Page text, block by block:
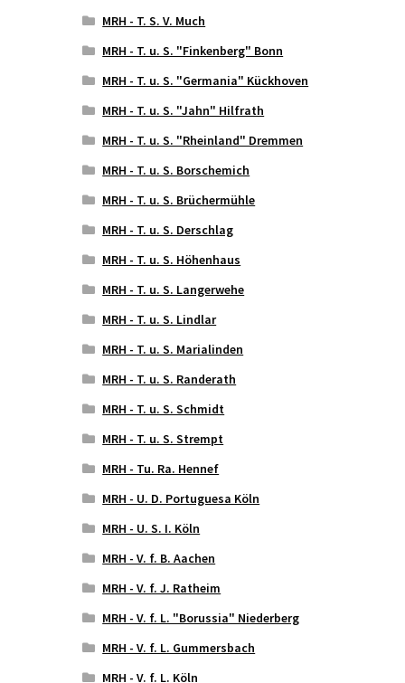
MRH - T. S. V. Much
MRH - T. u. S. "Finkenberg" Bonn
MRH - T. u. S. "Germania" Kückhoven
MRH - T. u. S. "Jahn" Hilfrath
MRH - T. u. S. "Rheinland" Dremmen
MRH - T. u. S. Borschemich
MRH - T. u. S. Brüchermühle
MRH - T. u. S. Derschlag
MRH - T. u. S. Höhenhaus
MRH - T. u. S. Langerwehe
MRH - T. u. S. Lindlar
MRH - T. u. S. Marialinden
MRH - T. u. S. Randerath
MRH - T. u. S. Schmidt
MRH - T. u. S. Strempt
MRH - Tu. Ra. Hennef
MRH - U. D. Portuguesa Köln
MRH - U. S. I. Köln
MRH - V. f. B. Aachen
MRH - V. f. J. Ratheim
MRH - V. f. L. "Borussia" Niederberg
MRH - V. f. L. Gummersbach
MRH - V. f. L. Köln